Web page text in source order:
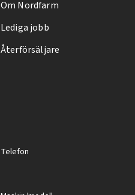
Om Nordfarm
Lediga jobb
Återförsäljare